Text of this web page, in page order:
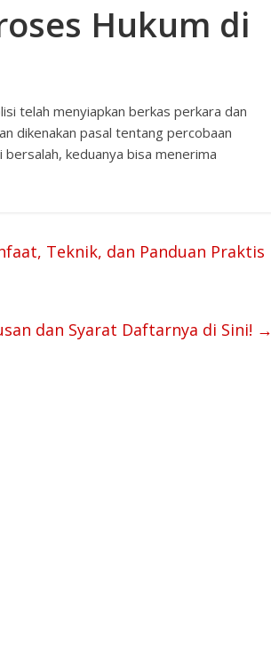
Hukum di
telah menyiapkan berkas perkara dan
dikenakan pasal tentang percobaan
keduanya bisa menerima
Teknik, dan Panduan Praktis
dan Syarat Daftarnya di Sini! →